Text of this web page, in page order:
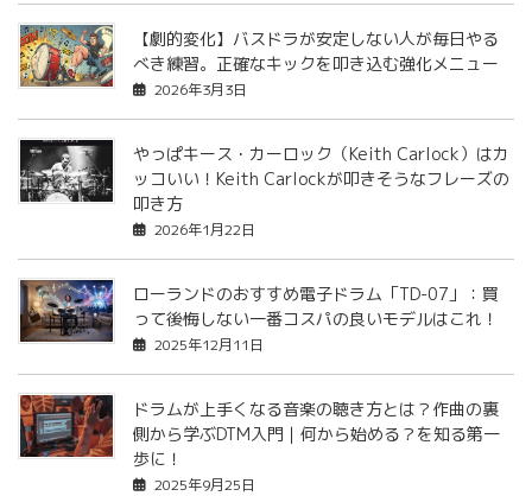
【劇的変化】バスドラが安定しない人が毎日やる
べき練習。正確なキックを叩き込む強化メニュー
2026年3月3日
やっぱキース・カーロック（Keith Carlock）はカ
ッコいい！Keith Carlockが叩きそうなフレーズの
叩き方
2026年1月22日
ローランドのおすすめ電子ドラム「TD-07」：買
って後悔しない一番コスパの良いモデルはこれ！
2025年12月11日
ドラムが上手くなる音楽の聴き方とは？作曲の裏
側から学ぶDTM入門｜何から始める？を知る第一
歩に！
2025年9月25日